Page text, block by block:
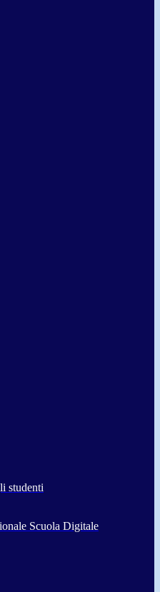
studenti
Scuola Digitale